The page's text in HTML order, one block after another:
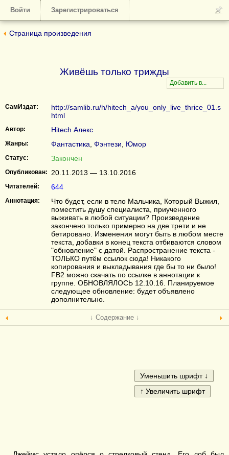
Войти Зарегистрироваться
Страница произведения
Живёшь только трижды
СамИздат:
http://samlib.ru/h/hitech_a/you_only_live_thrice_01.s
html
Автор: Hitech Алекс
Жанры: Фантастика Фэнтези Юмор
Статус: Закончен
Опубликован: 20.11.2013 — 13.10.2016
Читателей: 644
Аннотация:
Что будет, если в тело Мальчика, Который Выжил,
поместить душу специалиста, приученного
выживать в любой ситуации? Произведение
закончено только примерно на две трети и не
бетировано. Изменения могут быть в любом месте
текста, добавки в конец текста отбиваются словом
"обновление" с датой. Распространение текста -
ТОЛЬКО путём ссылок сюда! Никакого
копирования и выкладывания где бы то ни было!
FB2 можно скачать по ссылке в аннотации к
группе. ОБНОВЛЯЛОСЬ 12.10.16. Планируемое
следующее обновление: будет объявлено
дополнительно.
↓ Содержание ↓